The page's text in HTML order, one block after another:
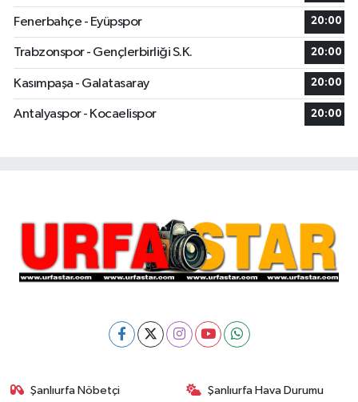
Fenerbahçe - Eyüpspor 20:00
Trabzonspor - Gençlerbirliği S.K. 20:00
Kasımpaşa - Galatasaray 20:00
Antalyaspor - Kocaelispor 20:00
Şanlıurfa Nöbetçi
Şanlıurfa Hava Durumu